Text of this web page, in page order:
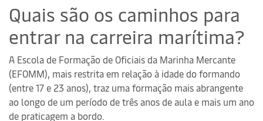
Quais são os caminhos para
entrar na carreira marítima?
A Escola de Formação de Oficiais da Marinha Mercante
(EFOMM), mais restrita em relação à idade do formando
(entre 17 e 23 anos), traz uma formação mais abrangente
ao longo de um período de três anos de aula e mais um ano
de praticagem a bordo.